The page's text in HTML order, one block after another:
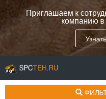
Приглашаем к
компанию
SPCTEH.RU